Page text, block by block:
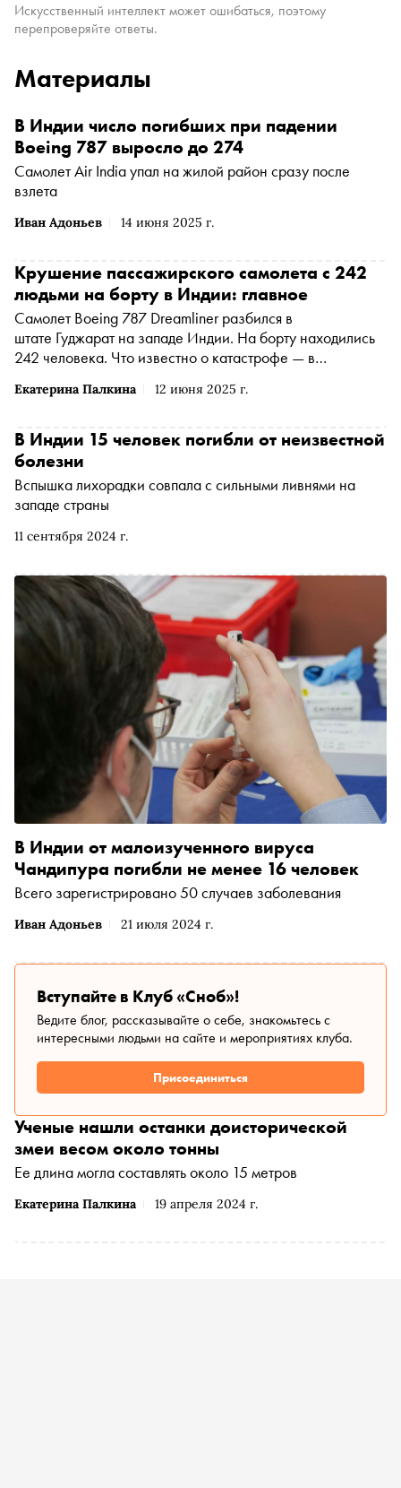
Искусственный интеллект может ошибаться, поэтому
перепроверяйте ответы.
Материалы
Иван Адоньев 14 июня 2025 г.
В Индии число погибших при падении
Boeing 787 выросло до 274
Самолет Air India упал на жилой район сразу после
взлета
Екатерина Палкина 12 июня 2025 г.
Крушение пассажирского самолета с 242
людьми на борту в Индии: главное
Самолет Boeing 787 Dreamliner разбился в
штате Гуджарат на западе Индии. На борту находились
242 человека. Что известно о катастрофе — в
11 сентября 2024 г.
В Индии 15 человек погибли от неизвестной
болезни
Вспышка лихорадки совпала с сильными ливнями на
западе страны
Иван Адоньев 21 июля 2024 г.
В Индии от малоизученного вируса
Чандипура погибли не менее 16 человек
Всего зарегистрировано 50 случаев заболевания
Вступайте в Клуб «Сноб»!
Ведите блог, рассказывайте о себе, знакомьтесь с
интересными людьми на сайте и мероприятиях клуба.
Присоединиться
Екатерина Палкина 19 апреля 2024 г.
Ученые нашли останки доисторической
змеи весом около тонны
Ее длина могла составлять около 15 метров